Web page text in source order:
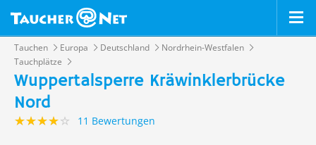
Tauchen Europa Deutschland
Nordrhein-Westfalen
Tauchplätze
Wuppertalsperre Kräwinklerbrücke
Nord
11 Bewertungen